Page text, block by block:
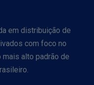
em distribuição de
com foco no
alto padrão de